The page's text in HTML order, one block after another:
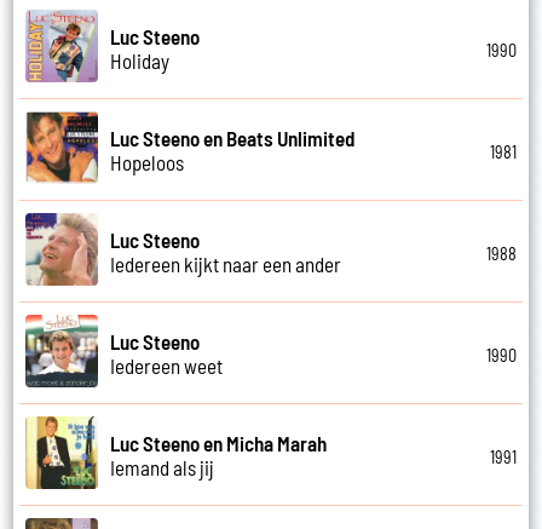
Luc Steeno
Holiday
1990
Luc Steeno en Beats Unlimited
Hopeloos
1981
Luc Steeno
Iedereen kijkt naar een ander
1988
Luc Steeno
Iedereen weet
1990
Luc Steeno en Micha Marah
Iemand als jij
1991